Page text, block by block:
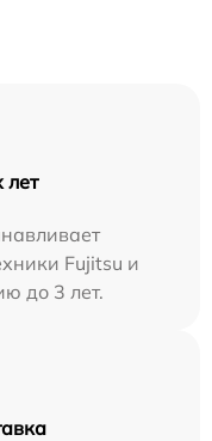
лет
Fujitsu и
до 3 лет.